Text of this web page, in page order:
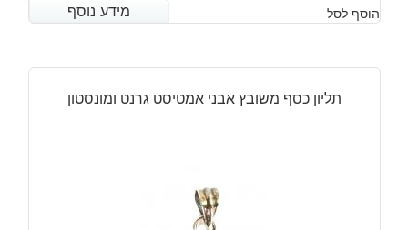
המקורי
היה:
₪120.
הנוכחי
הוא:
₪90.
מידע נוסף הוסף לסל מידע נוסף
תליון כסף משובץ אבני אמטיסט גרנט ומונסטון